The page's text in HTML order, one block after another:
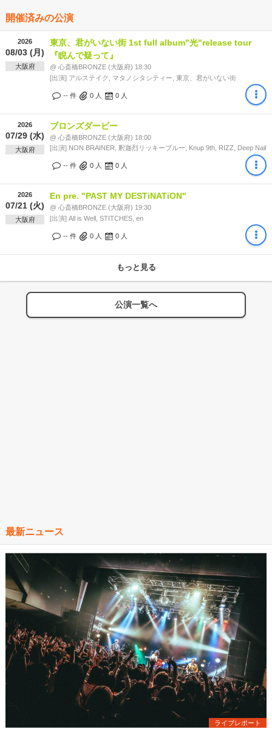
開催済みの公演
2026
08/03 (月)
大阪府
東京、君がいない街 1st full album"光"release tour
『睨んで疑って』
@ 心斎橋BRONZE (大阪府) 18:30
[出演] アルステイク, マタノシタシティー, 東京、君がいない街
-- 件 0 人 0 人
2026
07/29 (水)
大阪府
ブロンズダービー
@ 心斎橋BRONZE (大阪府) 18:00
[出演] NON BRAINER, 釈迦烈リッキーブルー, Knup 9th, RIZZ, Deep Nail
-- 件 0 人 0 人
2026
07/21 (火)
大阪府
En pre. "PAST MY DESTiNATiON"
@ 心斎橋BRONZE (大阪府) 19:30
[出演] All is Well, STITCHES, en
-- 件 0 人 0 人
もっと見る
公演一覧へ
最新ニュース
ライブレポート